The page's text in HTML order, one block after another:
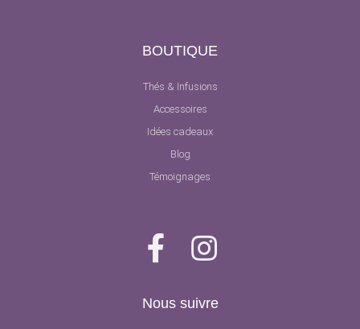
BOUTIQUE
Thés & Infusions
Accessoires
Idées cadeaux
Blog
Témoignages
Nous suivre